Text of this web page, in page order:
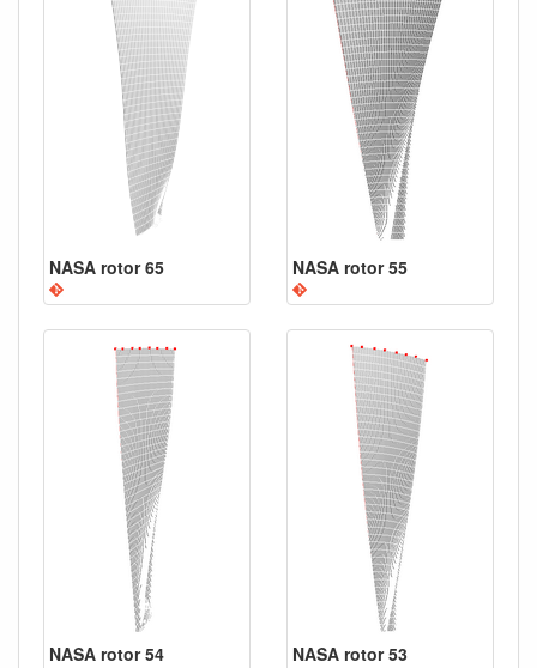
NASA rotor 65 NASA rotor 55
NASA rotor 54 NASA rotor 53